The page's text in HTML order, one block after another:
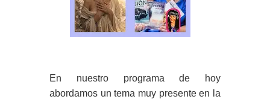
En nuestro programa de hoy
abordamos un tema muy presente en la